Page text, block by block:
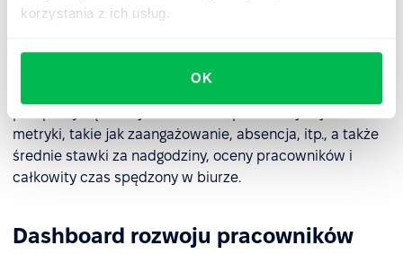
korzystania z ich usług.
OK
Jest on przeznaczony do śledzenia indywidualnych
metryki, takie jak zaangażowanie, absencja, itp., a także
średnie stawki za nadgodziny, oceny pracowników i
całkowity czas spędzony w biurze.
Dashboard rozwoju pracowników